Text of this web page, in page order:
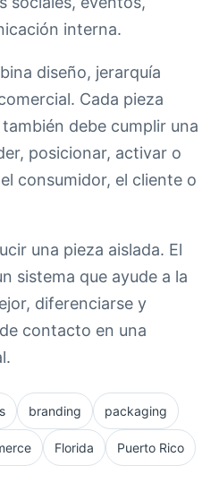
interna.
diseño, jerarquía
Cada pieza
debe cumplir una
posicionar, activar o
consumidor, el cliente o
una pieza aislada. El
sistema que ayude a la
diferenciarse y
contacto en una
branding packaging
Florida Puerto Rico